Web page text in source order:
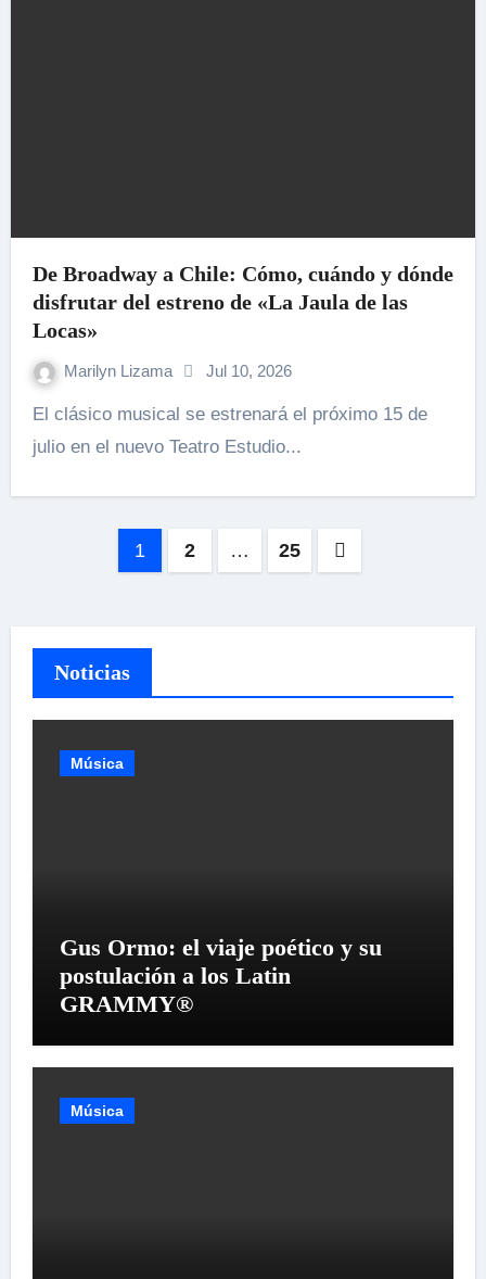
De Broadway a Chile: Cómo, cuándo y dónde
disfrutar del estreno de «La Jaula de las
Locas»
Marilyn Lizama Jul 10, 2026
El clásico musical se estrenará el próximo 15 de
julio en el nuevo Teatro Estudio...
Paginación
entradas
1 2 … 25
Noticias
Música
Gus Ormo: el viaje poético y su
postulación a los Latin
GRAMMY®
Música